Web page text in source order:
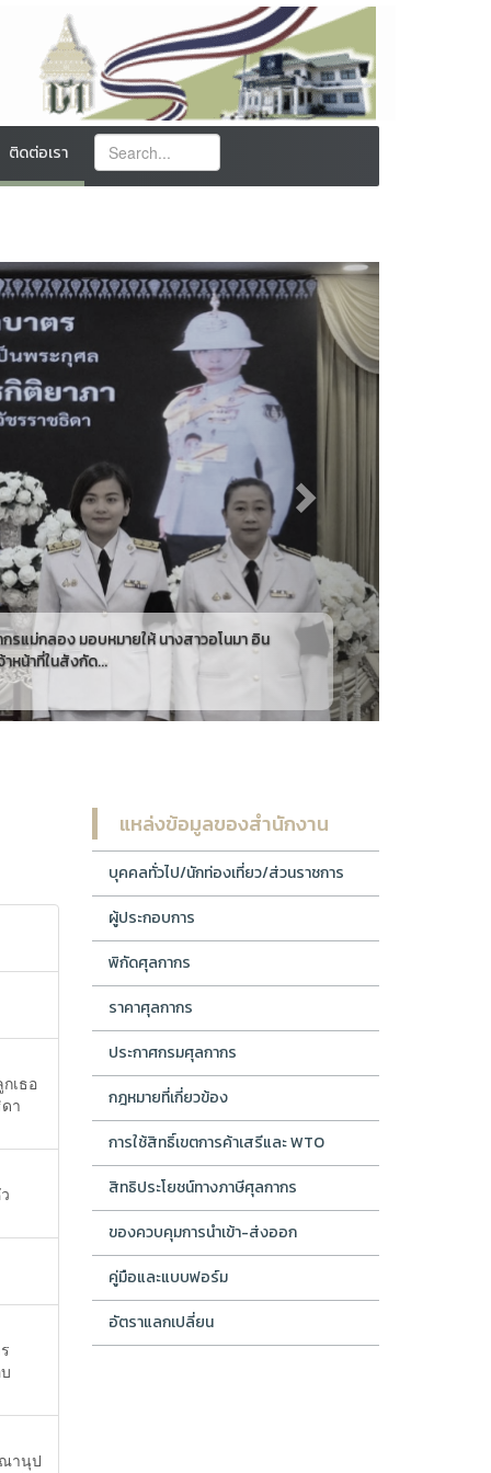
ติดต่อเรา
วันอังคารที่ ๒๘ กรกฎาคม ๒๕๖๙ เวลา ๐๗๐๐ น. นางสาวสุกัญญา เวทย
สาวญาณิศา สิริวัฒนพรกุล ผู้อำนวยการส่วนควบคุมทางศุลกากร และเจ้า
ทำบุญตักบาตรถวายพระราชกุ
Next
เธอ
า
านุป
แหล่งข้อมูลของสำนักงาน
บุคคลทั่วไป/นักท่องเที่ยว/ส่วนราชการ
ผู้ประกอบการ
พิกัดศุลกากร
ราคาศุลกากร
ประกาศกรมศุลกากร
กฎหมายที่เกี่ยวข้อง
การใช้สิทธิ์เขตการค้าเสรีและ WTO
สิทธิประโยชน์ทางภาษีศุลกากร
ของควบคุมการนำเข้า-ส่งออก
คู่มือและแบบฟอร์ม
อัตราแลกเปลี่ยน